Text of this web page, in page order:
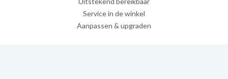
Service in de winkel
Aanpassen & upgraden